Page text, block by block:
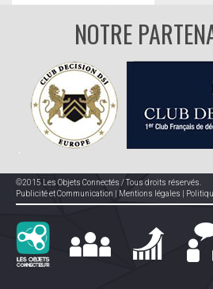
NOTRE
©2015 Les Objets Connectés / Tous droits réservés.
Publicité et Communication
Mentions légales